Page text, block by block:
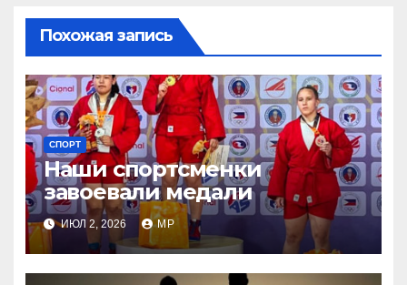
Похожая запись
СПОРТ
Наши спортсменки
завоевали медали
ИЮЛ 2, 2026 MP